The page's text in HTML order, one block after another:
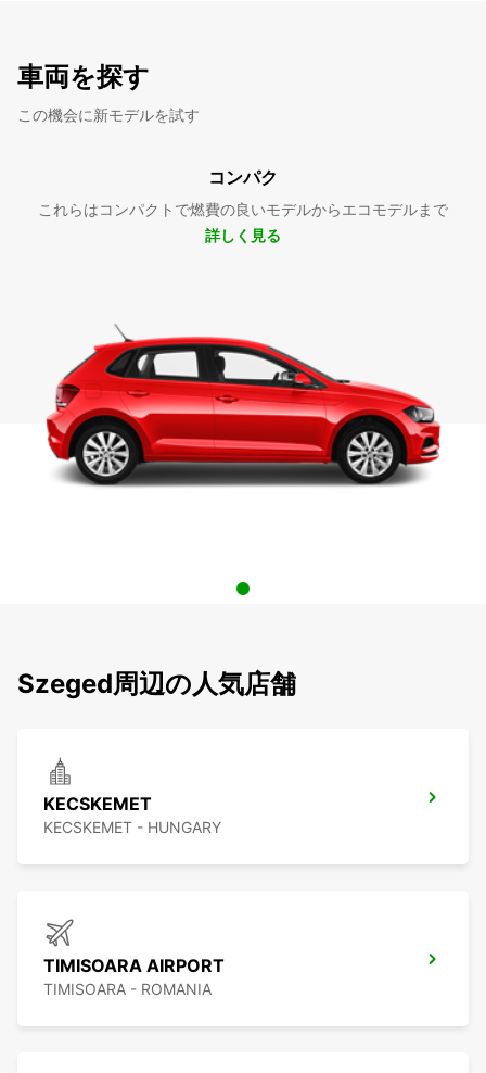
車両を探す
この機会に新モデルを試す
コンパク
これらはコンパクトで燃費の良いモデルからエコモデルまで
詳しく見る
Szeged周辺の人気店舗
KECSKEMET
KECSKEMET - HUNGARY
TIMISOARA AIRPORT
TIMISOARA - ROMANIA